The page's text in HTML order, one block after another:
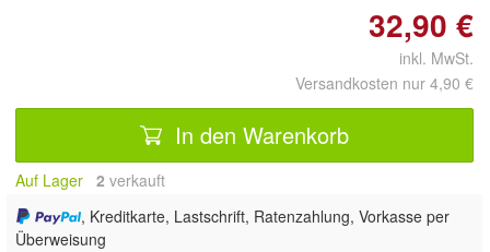
32,90 €
inkl. MwSt.
Versandkosten nur 4,90 €
In den Warenkorb
Auf Lager 2 verkauft
, Kreditkarte, Lastschrift, Ratenzahlung, Vorkasse per
Überweisung